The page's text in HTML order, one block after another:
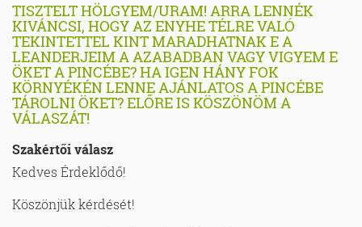
TISZTELT HÖLGYEM/URAM! ARRA LENNÉK
KIVÁNCSI, HOGY AZ ENYHE TÉLRE VALÓ
TEKINTETTEL KINT MARADHATNAK E A
LEANDERJEIM A AZABADBAN VAGY VIGYEM E
ÖKET A PINCÉBE? HA IGEN HÁNY FOK
KÖRNYÉKÉN LENNE AJÁNLATOS A PINCÉBE
TÁROLNI ÖKET? ELŐRE IS KÖSZÖNÖM A
VÁLASZÁT!
Szakértői válasz
Kedves Érdeklődő!
Köszönjük kérdését!